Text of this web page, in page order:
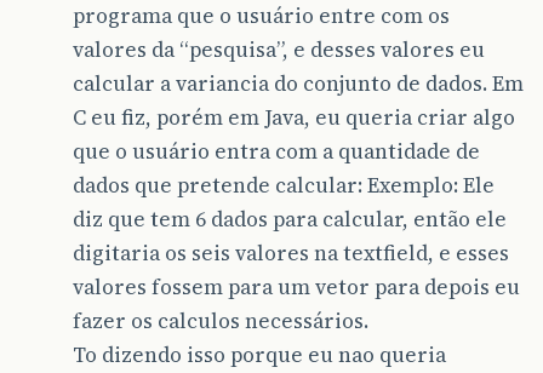
programa que o usuário entre com os
valores da “pesquisa”, e desses valores eu
calcular a variancia do conjunto de dados. Em
C eu fiz, porém em Java, eu queria criar algo
que o usuário entra com a quantidade de
dados que pretende calcular: Exemplo: Ele
diz que tem 6 dados para calcular, então ele
digitaria os seis valores na textfield, e esses
valores fossem para um vetor para depois eu
fazer os calculos necessários.
To dizendo isso porque eu nao queria